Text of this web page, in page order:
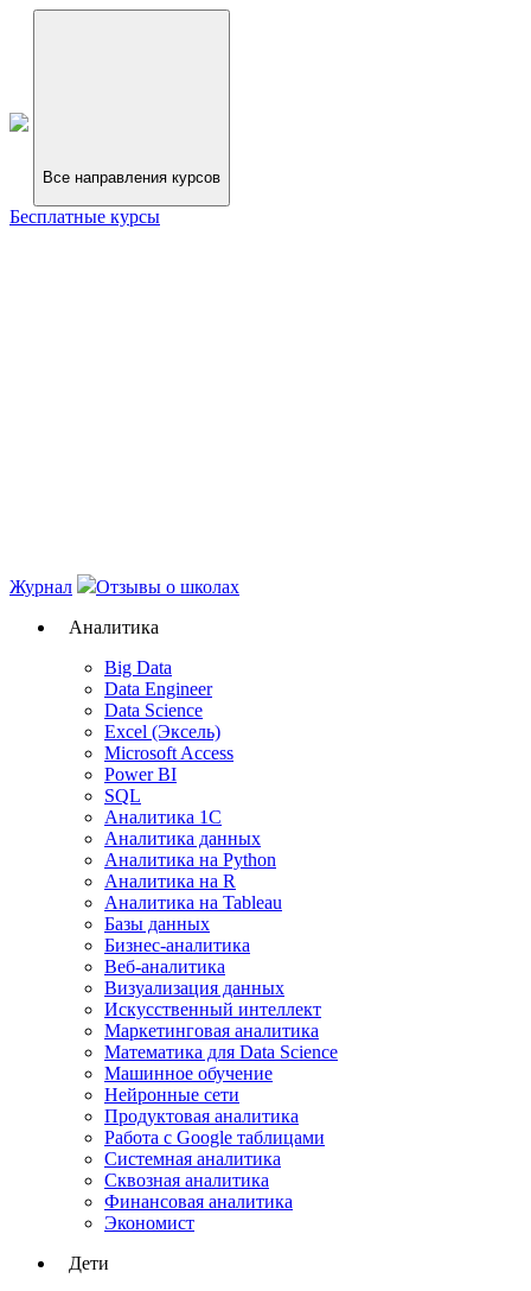
Все направления курсов
Бесплатные курсы
Журнал
Отзывы о школах
Аналитика
Big Data
Data Engineer
Data Science
Excel (Эксель)
Microsoft Access
Power BI
SQL
Аналитика 1C
Аналитика данных
Аналитика на Python
Аналитика на R
Аналитика на Tableau
Базы данных
Бизнес-аналитика
Веб-аналитика
Визуализация данных
Искусственный интеллект
Маркетинговая аналитика
Математика для Data Science
Машинное обучение
Нейронные сети
Продуктовая аналитика
Работа с Google таблицами
Системная аналитика
Сквозная аналитика
Финансовая аналитика
Экономист
Дети